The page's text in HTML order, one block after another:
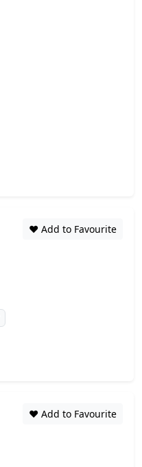
❤️ Add to Favourite
❤️ Add to Favourite